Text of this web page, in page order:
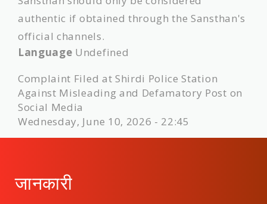
authentic if obtained through the Sansthan's
official channels.
Language Undefined
Complaint Filed at Shirdi Police Station
Against Misleading and Defamatory Post on
Social Media
Wednesday, June 10, 2026 - 22:45
जानकारी